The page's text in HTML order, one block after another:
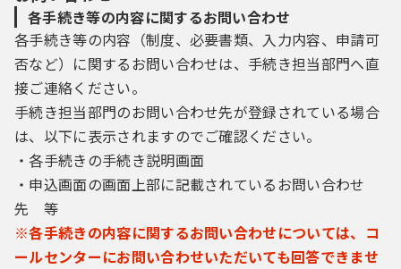
成団体において管理されます。
（５）利用者は、登録した利用者情報を使用
しなくなった場合に削除をすること
ができます。
４ 利用者ＩＤ・パスワード等の管理
利用者登録により事前に登録される利用者
ＩＤ、パスワード又は申請データの送信時に
（申請データ用）は、利用者のデータの保護
に不可欠なものです。利用者は、次の事項を
各手続き等の内容に関するお問い合わせ
各手続き等の内容（制度、必要書類、入力内容、申請可
否など）に関するお問い合わせは、手続き担当部門へ直
接ご連絡ください。
手続き担当部門のお問い合わせ先が登録されている場合
は、以下に表示されますのでご確認ください。
・各手続きの手続き説明画面
・申込画面の画面上部に記載されているお問い合わせ
先 等
※各手続きの内容に関するお問い合わせについては、コ
ールセンターにお問い合わせいただいても回答できませ